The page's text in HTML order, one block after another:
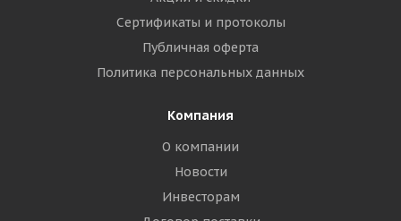
Сертификаты и протоколы
Публичная оферта
Политика персональных данных
Компания
О компании
Новости
Инвесторам